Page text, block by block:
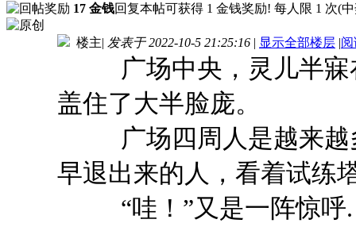
17 金钱回复本帖可获得 1 金钱奖励! 每人限 1 次(
楼主| 发表于 2022-10-5 21:25:16 | 显示全部楼层 |
广场中央，灵儿半寐
盖住了大半脸庞。
广场四周人是越来越
早退出来的人，看着试练
“哇！”又是一阵惊呼.